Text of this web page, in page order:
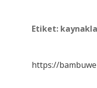
Etiket:
https://